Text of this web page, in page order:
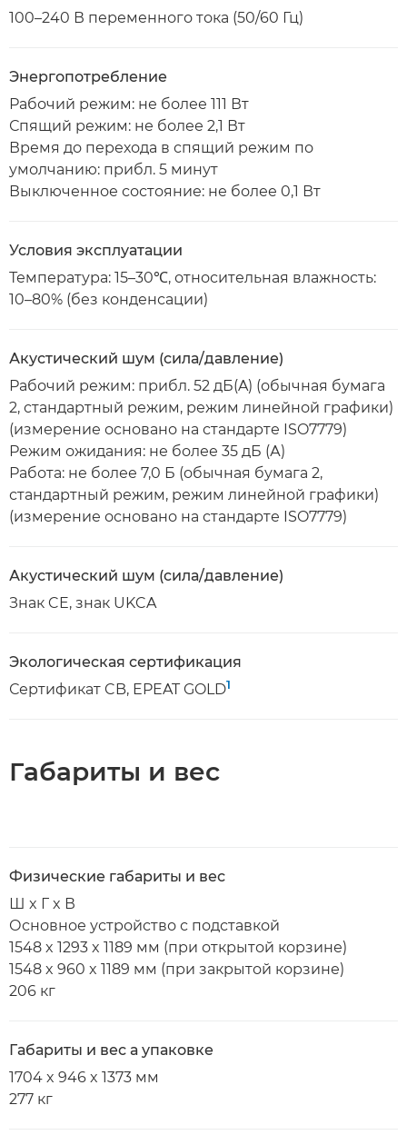
100–240 В переменного тока (50/60 Гц)
Энергопотребление
Рабочий режим: не более 111 Вт
Спящий режим: не более 2,1 Вт
Время до перехода в спящий режим по
умолчанию: прибл. 5 минут
Выключенное состояние: не более 0,1 Вт
Условия эксплуатации
Температура: 15–30℃, относительная влажность:
10–80% (без конденсации)
Акустический шум (сила/давление)
Рабочий режим: прибл. 52 дБ(A) (обычная бумага
2, стандартный режим, режим линейной графики)
(измерение основано на стандарте ISO7779)
Режим ожидания: не более 35 дБ (А)
Работа: не более 7,0 Б (обычная бумага 2,
стандартный режим, режим линейной графики)
(измерение основано на стандарте ISO7779)
Акустический шум (сила/давление)
Знак CE, знак UKCA
Экологическая сертификация
Сертификат CB, EPEAT GOLD1
Габариты и вес
Физические габариты и вес
Ш x Г x В
Основное устройство с подставкой
1548 x 1293 x 1189 мм (при открытой корзине)
1548 x 960 x 1189 мм (при закрытой корзине)
206 кг
Габариты и вес а упаковке
1704 x 946 x 1373 мм
277 кг